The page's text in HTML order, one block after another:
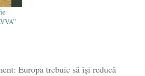
Europa trebuie să îşi reducă